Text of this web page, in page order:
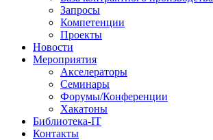
Запросы
Компетенции
Проекты
Новости
Мероприятия
Акселераторы
Семинары
Форумы/Конференции
Хакатоны
Библиотека-IT
Контакты